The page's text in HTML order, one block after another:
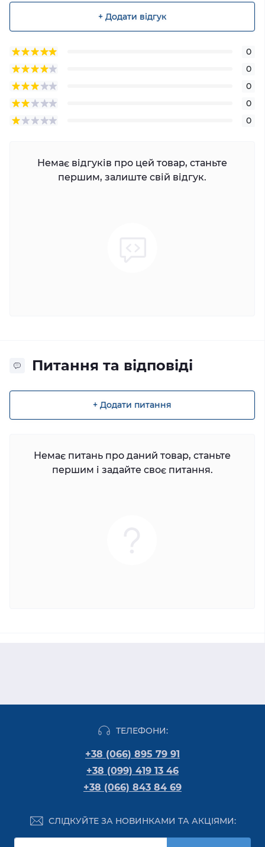
+ Додати відгук
0
0
0
0
0
Немає відгуків про цей товар, станьте
першим, залиште свій відгук.
Питання та відповіді
+ Додати питання
Немає питань про даний товар, станьте
першим і задайте своє питання.
ТЕЛЕФОНИ:
+38 (066) 895 79 91
+38 (099) 419 13 46
+38 (066) 843 84 69
СЛІДКУЙТЕ ЗА НОВИНКАМИ ТА АКЦІЯМИ: